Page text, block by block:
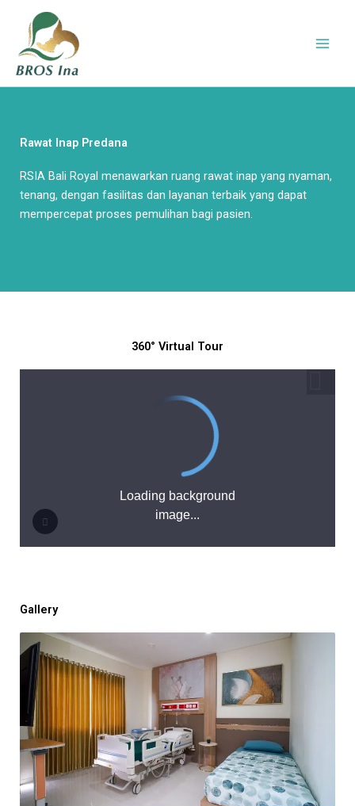
content
Rawat Inap Predana
RSIA Bali Royal menawarkan ruang rawat inap yang nyaman,
tenang, dengan fasilitas dan layanan terbaik yang dapat
mempercepat proses pemulihan bagi pasien.
360° Virtual Tour
Gallery